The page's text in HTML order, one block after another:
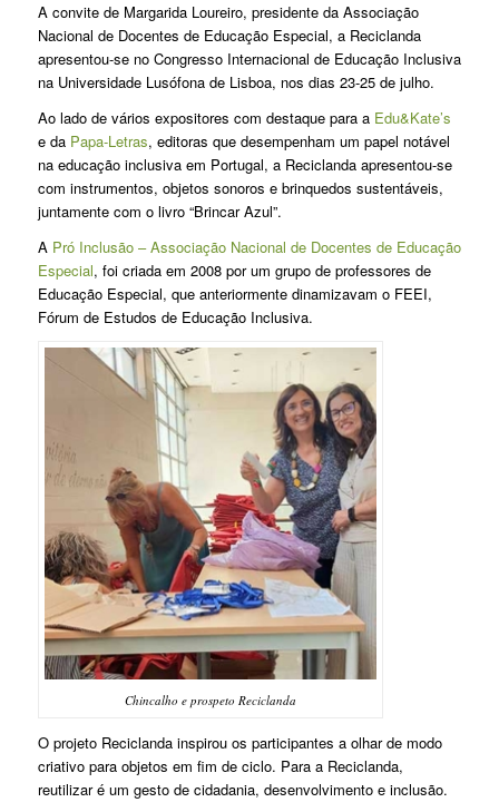
A convite de Margarida Loureiro, presidente da Associação
Nacional de Docentes de Educação Especial, a Reciclanda
apresentou-se no Congresso Internacional de Educação Inclusiva
na Universidade Lusófona de Lisboa, nos dias 23-25 de julho.
Ao lado de vários expositores com destaque para a Edu&Kate’s
e da Papa-Letras, editoras que desempenham um papel notável
na educação inclusiva em Portugal, a Reciclanda apresentou-se
com instrumentos, objetos sonoros e brinquedos sustentáveis,
juntamente com o livro “Brincar Azul”.
A Pró Inclusão – Associação Nacional de Docentes de Educação
Especial, foi criada em 2008 por um grupo de professores de
Educação Especial, que anteriormente dinamizavam o FEEI,
Fórum de Estudos de Educação Inclusiva.
Chincalho e prospeto Reciclanda
O projeto Reciclanda inspirou os participantes a olhar de modo
criativo para objetos em fim de ciclo. Para a Reciclanda,
reutilizar é um gesto de cidadania, desenvolvimento e inclusão.